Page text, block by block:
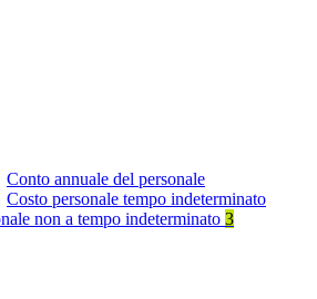
Conto annuale del personale
Costo personale tempo indeterminato
non a tempo indeterminato 3